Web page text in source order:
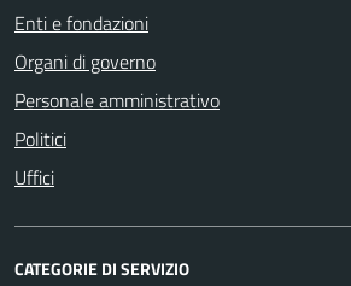
Enti e fondazioni
Organi di governo
Personale amministrativo
Politici
Uffici
CATEGORIE DI SERVIZIO